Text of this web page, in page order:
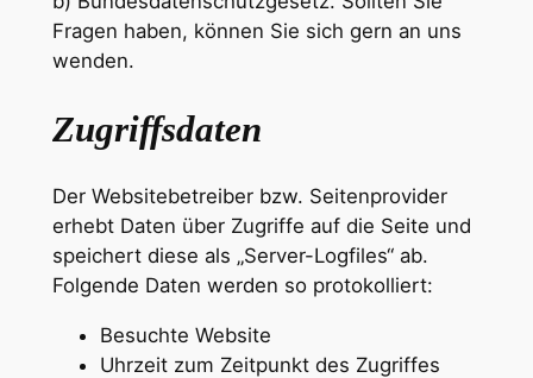
Fragen haben, können Sie sich gern an uns
wenden.
Zugriffsdaten
Der Websitebetreiber bzw. Seitenprovider
erhebt Daten über Zugriffe auf die Seite und
speichert diese als „Server-Logfiles“ ab.
Folgende Daten werden so protokolliert:
Besuchte Website
Uhrzeit zum Zeitpunkt des Zugriffes